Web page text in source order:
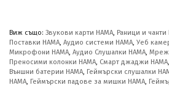
Виж също: Звукови карти HAMA, Раници и чанти
Поставки HAMA, Аудио системи HAMA, Уеб
Микрофони HAMA, Аудио Слушалки HAMA,
Преносими колонки HAMA, Смарт джаджи HAMA,
Външни батерии HAMA, Геймърски слушалки
HAMA, Геймърски падове за мишки HAMA,